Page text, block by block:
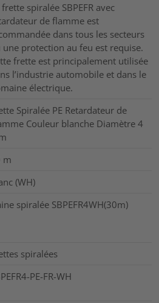
frette spiralée SBPEFR avec
de flamme est
dans tous les secteurs
une protection au feu est requise.
frette est principalement utilisée
l’industrie automobile et dans le
électrique.
Spiralée PE Retardateur de
Couleur blanche Diamètre 4
m
(WH)
spiralée SBPEFR4WH(30m)
spiralées
PE-FR-WH